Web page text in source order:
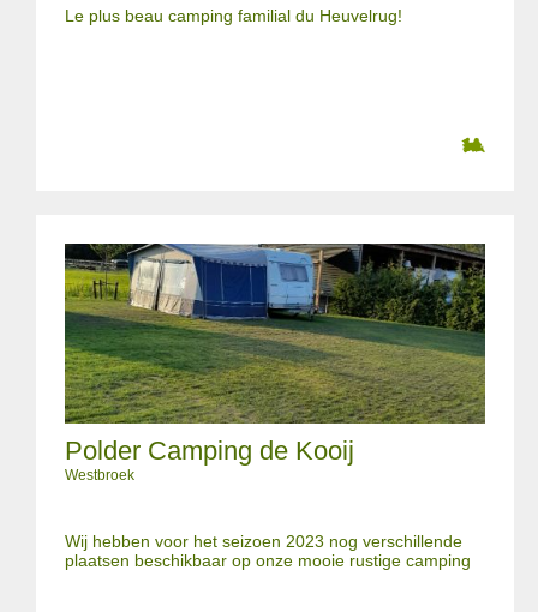
Le plus beau camping familial du Heuvelrug!
Polder Camping de Kooij
Westbroek
Wij hebben voor het seizoen 2023 nog verschillende
plaatsen beschikbaar op onze mooie rustige camping